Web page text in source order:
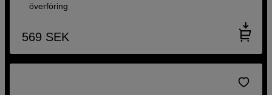
överföring
569 SEK